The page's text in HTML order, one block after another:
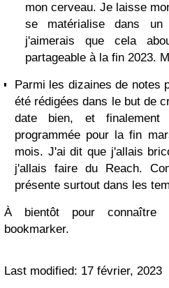
mon cerveau. Je laisse
se matérialise dans un
j'aimerais que cela
partageable à la fin 2023.
Parmi les dizaines de notes
été rédigées dans le but de
date bien, et
programmée pour la fin
mois. J'ai dit que j'allais
j'allais faire du Reach.
présente surtout dans les
À bientôt pour connaître
bookmarker.
Last modified: 17 février, 2023